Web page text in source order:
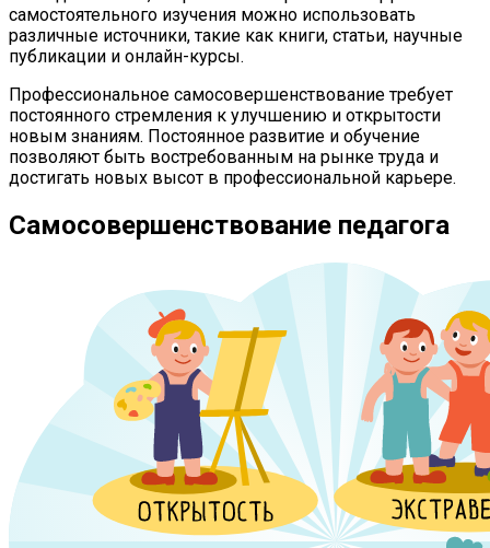
самостоятельного изучения можно использовать
различные источники, такие как книги, статьи, научные
публикации и онлайн-курсы.
Профессиональное самосовершенствование требует
постоянного стремления к улучшению и открытости
новым знаниям. Постоянное развитие и обучение
позволяют быть востребованным на рынке труда и
достигать новых высот в профессиональной карьере.
Самосовершенствование педагога